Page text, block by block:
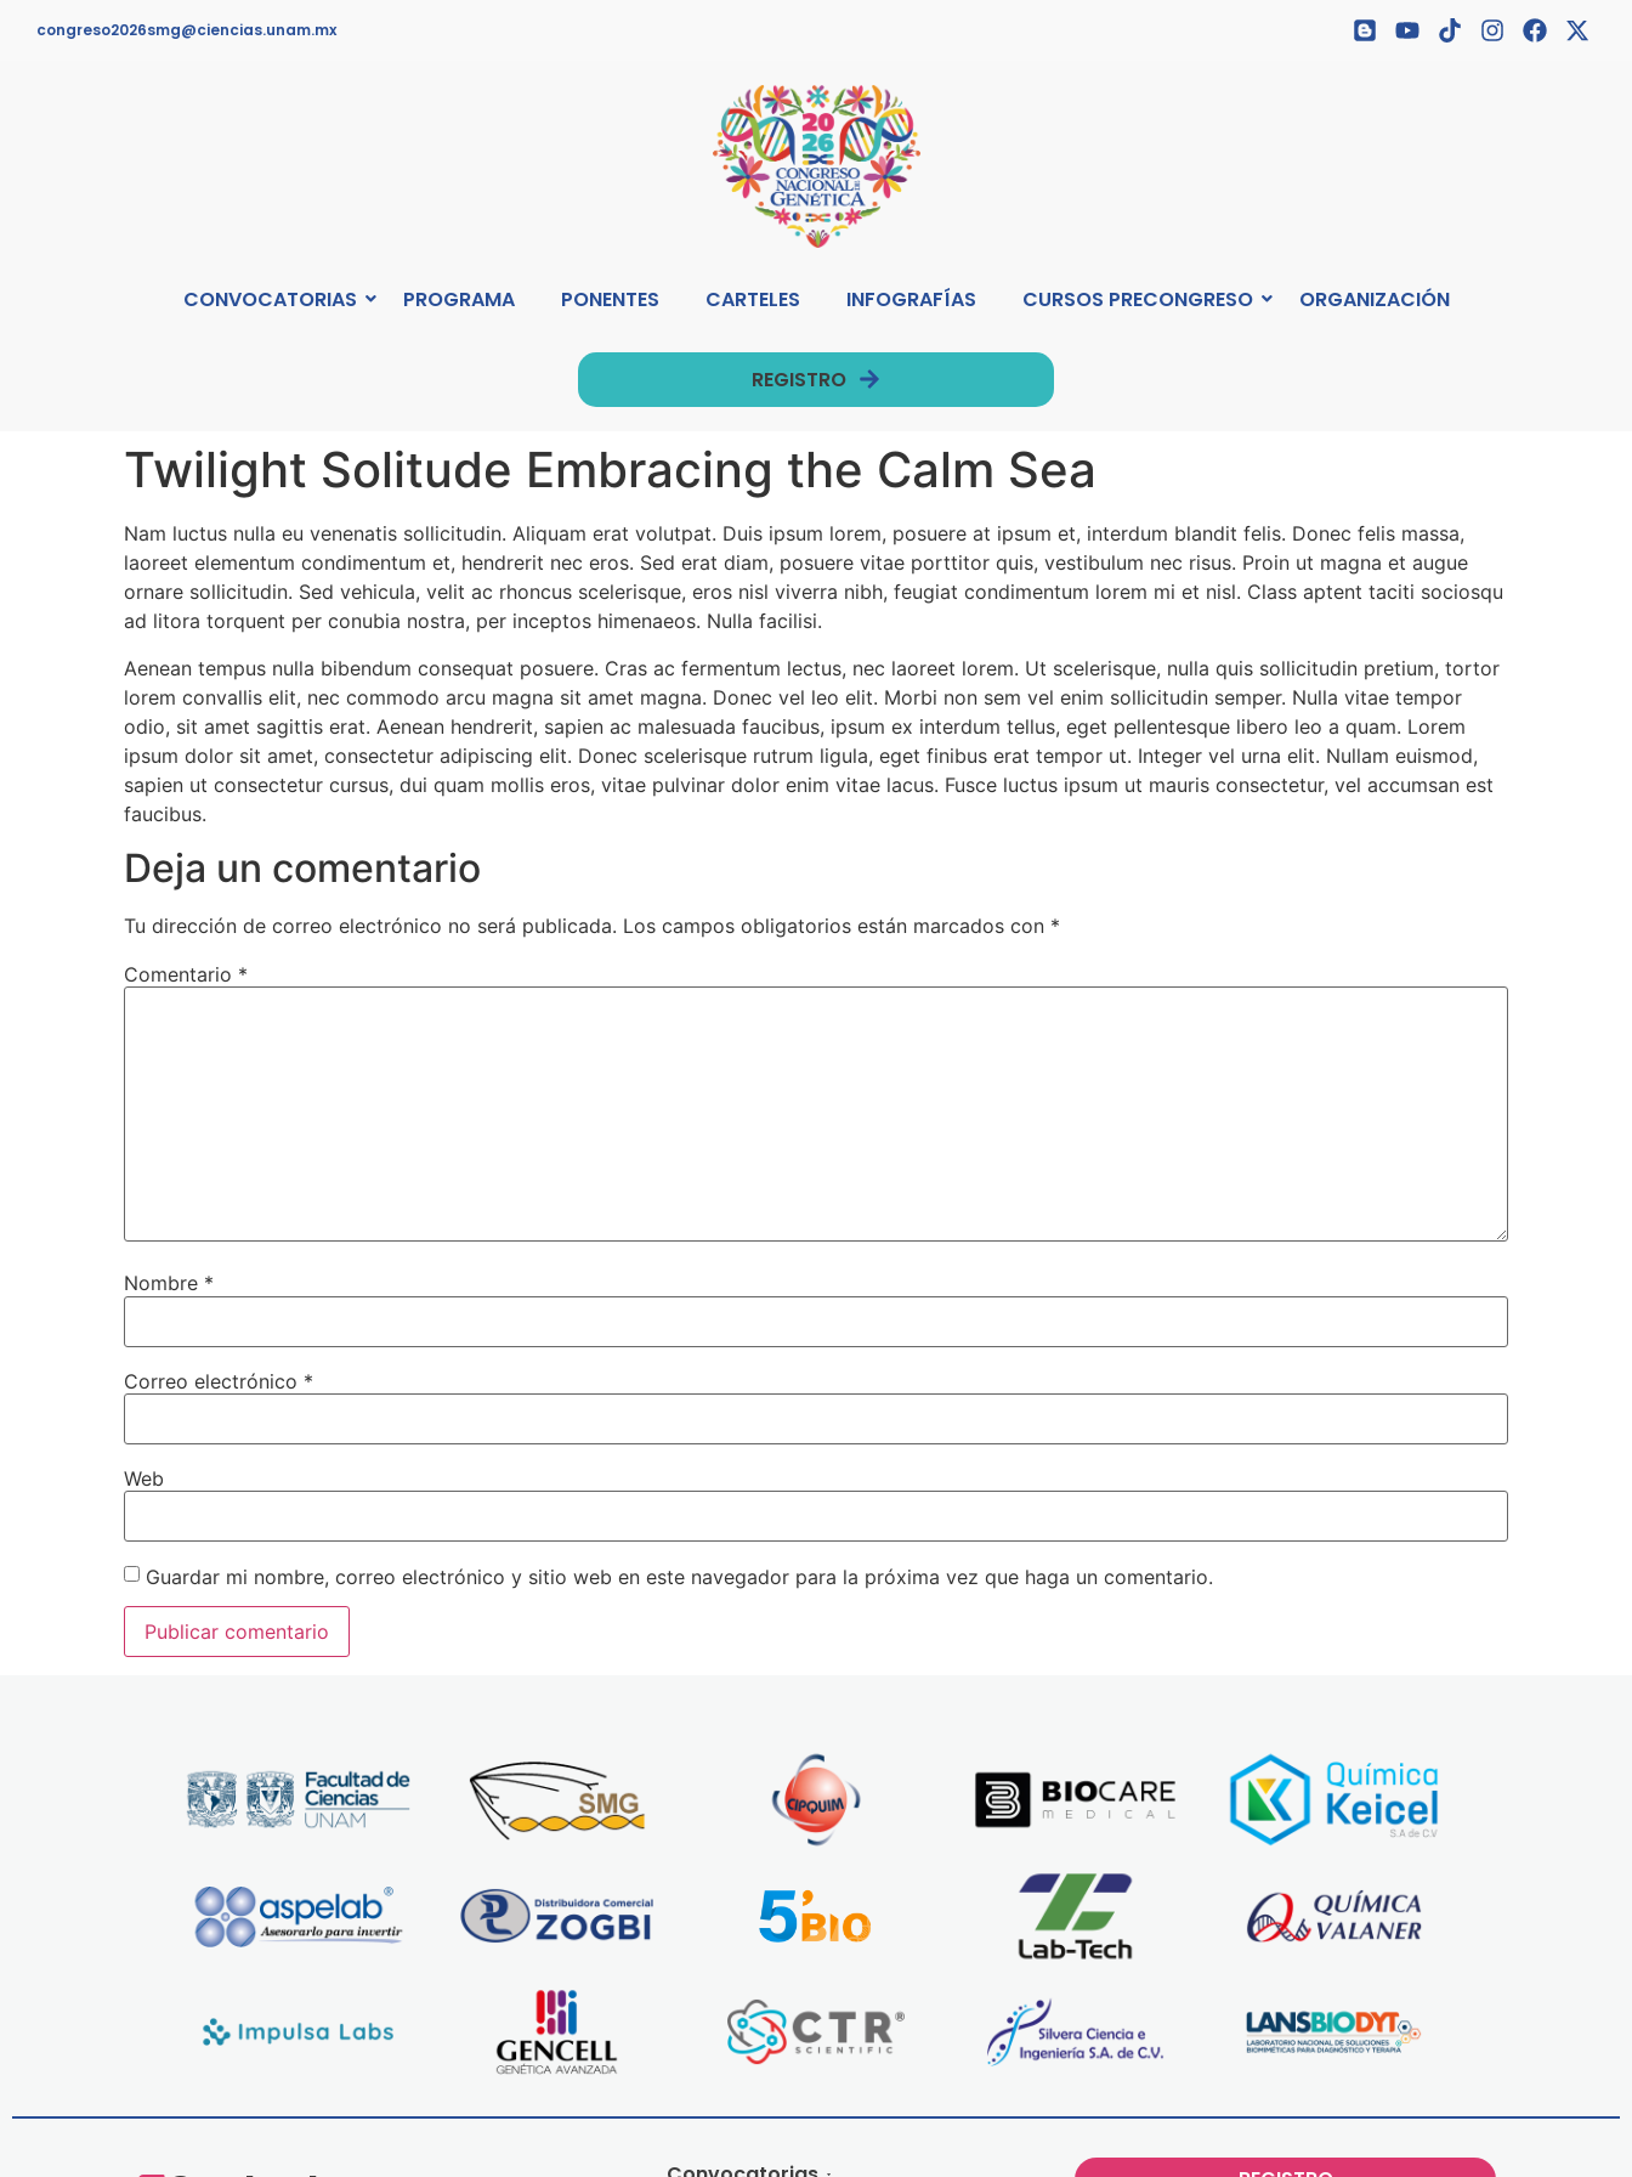
congreso2026smg@ciencias.unam.mx
CONVOCATORIAS PROGRAMA PONENTES CARTELES INFOGRAFÍAS CURSOS PRECONGRESO ORGANIZACIÓN
REGISTRO
Twilight Solitude Embracing the Calm Sea
Nam luctus nulla eu venenatis sollicitudin. Aliquam erat volutpat. Duis ipsum lorem, posuere at ipsum et, interdum blandit felis. Donec felis massa,
laoreet elementum condimentum et, hendrerit nec eros. Sed erat diam, posuere vitae porttitor quis, vestibulum nec risus. Proin ut magna et augue
ornare sollicitudin. Sed vehicula, velit ac rhoncus scelerisque, eros nisl viverra nibh, feugiat condimentum lorem mi et nisl. Class aptent taciti sociosqu
ad litora torquent per conubia nostra, per inceptos himenaeos. Nulla facilisi.
Aenean tempus nulla bibendum consequat posuere. Cras ac fermentum lectus, nec laoreet lorem. Ut scelerisque, nulla quis sollicitudin pretium, tortor
lorem convallis elit, nec commodo arcu magna sit amet magna. Donec vel leo elit. Morbi non sem vel enim sollicitudin semper. Nulla vitae tempor
odio, sit amet sagittis erat. Aenean hendrerit, sapien ac malesuada faucibus, ipsum ex interdum tellus, eget pellentesque libero leo a quam. Lorem
ipsum dolor sit amet, consectetur adipiscing elit. Donec scelerisque rutrum ligula, eget finibus erat tempor ut. Integer vel urna elit. Nullam euismod,
sapien ut consectetur cursus, dui quam mollis eros, vitae pulvinar dolor enim vitae lacus. Fusce luctus ipsum ut mauris consectetur, vel accumsan est
faucibus.
Deja un comentario
Tu dirección de correo electrónico no será publicada. Los campos obligatorios están marcados con *
Comentario *
Nombre *
Correo electrónico *
Web
Guardar mi nombre, correo electrónico y sitio web en este navegador para la próxima vez que haga un comentario.